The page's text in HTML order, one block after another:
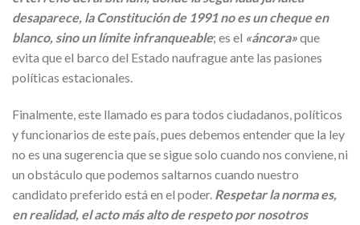
desaparece, la Constitución de 1991 no es un cheque en
blanco, sino un límite infranqueable; es el «áncora»que
evita que el barco del Estado naufrague ante las pasiones
políticas estacionales.
Finalmente, este llamado es para todos ciudadanos, políticos
y funcionarios de este país, pues debemos entender que la ley
no es una sugerencia que se sigue solo cuando nos conviene, ni
un obstáculo que podemos saltarnos cuando nuestro
candidato preferido está en el poder. Respetar la norma es,
en realidad, el acto más alto de respeto por nosotros